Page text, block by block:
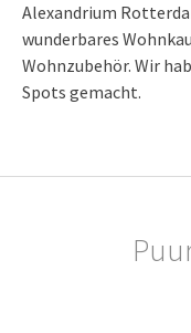
Alexandrium
wunderbares
Wohnzubehör. Wir
Spots gemacht.